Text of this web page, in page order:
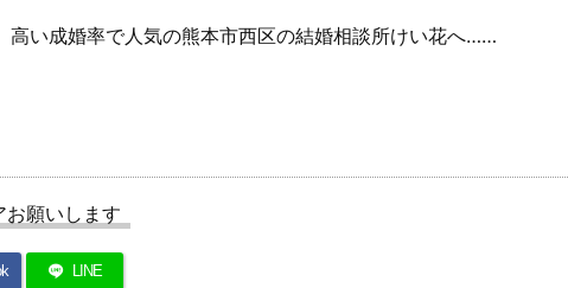
高い成婚率で人気の熊本市西区の結婚相談所けい花へ……
お願いします
LINE